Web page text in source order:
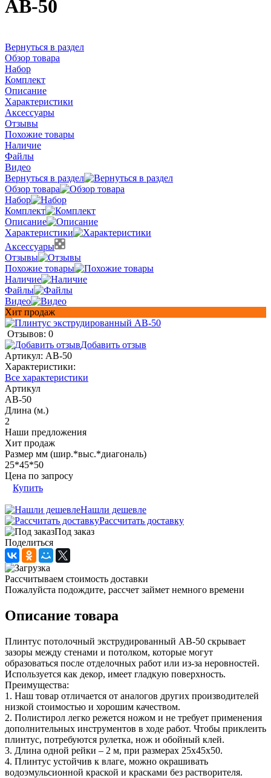
AB-50
Вернуться в раздел
Обзор товара
Набор
Комплект
Описание
Характеристики
Аксессуары
Отзывы
Похожие товары
Наличие
Файлы
Видео
Вернуться в раздел
Обзор товара
Набор
Комплект
Описание
Характеристики
Аксессуары
Отзывы
Похожие товары
Наличие
Файлы
Видео
Хит продаж
Отзывов: 0
Добавить отзыв
Артикул: AB-50
Характеристики:
Все характеристики
Артикул
AB-50
Длина (м.)
2
Наши предложения
Хит продаж
Размер мм (шир.*выс.*диагональ)
25*45*50
Цена по запросу
Купить
Нашли дешевле
Рассчитать доставку
Под заказ
Поделиться
Рассчитываем стоимость доставки
Пожалуйста подождите, рассчет займет немного времени
Описание товара
Плинтус потолочный экструдированный АВ-50 скрывает
зазоры между стенами и потолком, которые могут
образоваться после отделочных работ или из-за неровностей.
Используется как декор, имеет гладкую поверхность.
Преимущества:
1. Наш товар отличается от аналогов других производителей
низкой стоимостью и хорошим качеством.
2. Полистирол легко режется ножом и не требует применения
дополнительных инструментов в ходе работ. Чтобы приклеить
плинтус, потребуются рулетка, нож и обойный клей.
3. Длина одной рейки – 2 м, при размерах 25х45х50.
4. Плинтус устойчив к влаге, можно окрашивать
водоэмульсионной краской и красками без растворителя.